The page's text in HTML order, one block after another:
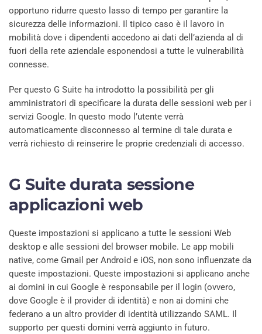
opportuno ridurre questo lasso di tempo per garantire la
sicurezza delle informazioni. Il tipico caso è il lavoro in
mobilità dove i dipendenti accedono ai dati dell’azienda al di
fuori della rete aziendale esponendosi a tutte le vulnerabilità
connesse.
Per questo G Suite ha introdotto la possibilità per gli
amministratori di specificare la durata delle sessioni web per i
servizi Google. In questo modo l’utente verrà
automaticamente disconnesso al termine di tale durata e
verrà richiesto di reinserire le proprie credenziali di accesso.
G Suite durata sessione
applicazioni web
Queste impostazioni si applicano a tutte le sessioni Web
desktop e alle sessioni del browser mobile. Le app mobili
native, come Gmail per Android e iOS, non sono influenzate da
queste impostazioni. Queste impostazioni si applicano anche
ai domini in cui Google è responsabile per il login (ovvero,
dove Google è il provider di identità) e non ai domini che
federano a un altro provider di identità utilizzando SAML. Il
supporto per questi domini verrà aggiunto in futuro.